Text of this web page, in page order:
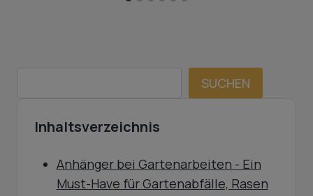
SUCHEN
Inhaltsverzeichnis
Anhänger bei Gartenarbeiten - Ein
Must-Have für Gartenabfälle, Rasen